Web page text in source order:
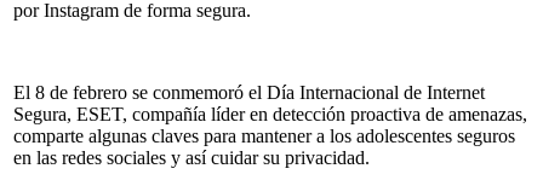
por Instagram de forma segura.
El 8 de febrero se conmemoró el Día Internacional de Internet
Segura, ESET, compañía líder en detección proactiva de amenazas,
comparte algunas claves para mantener a los adolescentes seguros
en las redes sociales y así cuidar su privacidad.